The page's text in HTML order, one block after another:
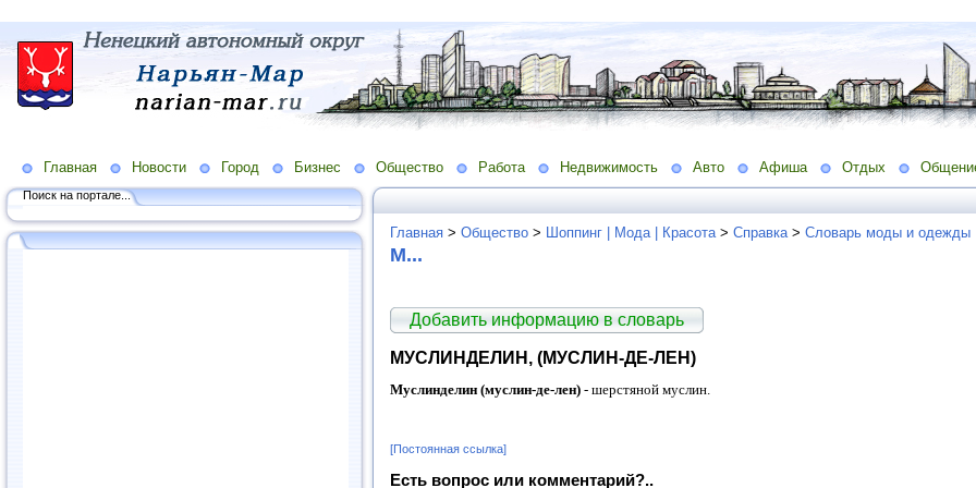
Главная Новости Город Бизнес Общество Работа Недвижимость Авто Афиша Отдых
Поиск на портале...
Главная > Общество > Шоппинг | Мода | Красота > Справка > Словарь моды и одежды
М...
Добавить информацию в словарь
МУСЛИНДЕЛИН, (МУСЛИН-ДЕ-ЛЕН)
Муслинделин (муслин-де-лен) - шерстяной муслин.
[Постоянная ссылка]
Есть вопрос или комментарий?..